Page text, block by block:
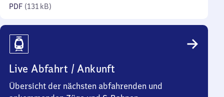
PDF (131 kB)
Live Abfahrt / Ankunft
Übersicht der nächsten abfahrenden und